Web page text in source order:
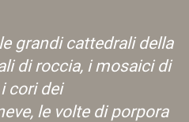
grandi cattedrali della
di roccia, i mosaici di
cori dei
le volte di porpora